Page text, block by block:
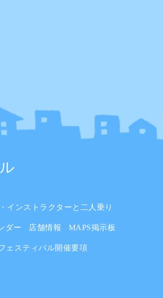
インストラクターと二人乗り
ダー 店舗情報 MAPS掲示板
ェスティバル開催要項